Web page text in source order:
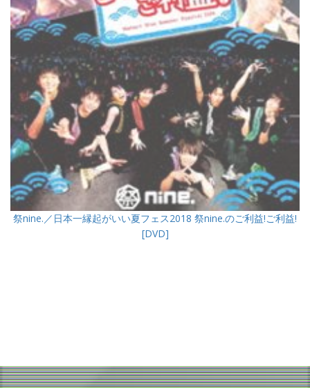
祭nine.／日本一縁起がいい夏フェス2018 祭nine.のご利益!ご利益!
[DVD]